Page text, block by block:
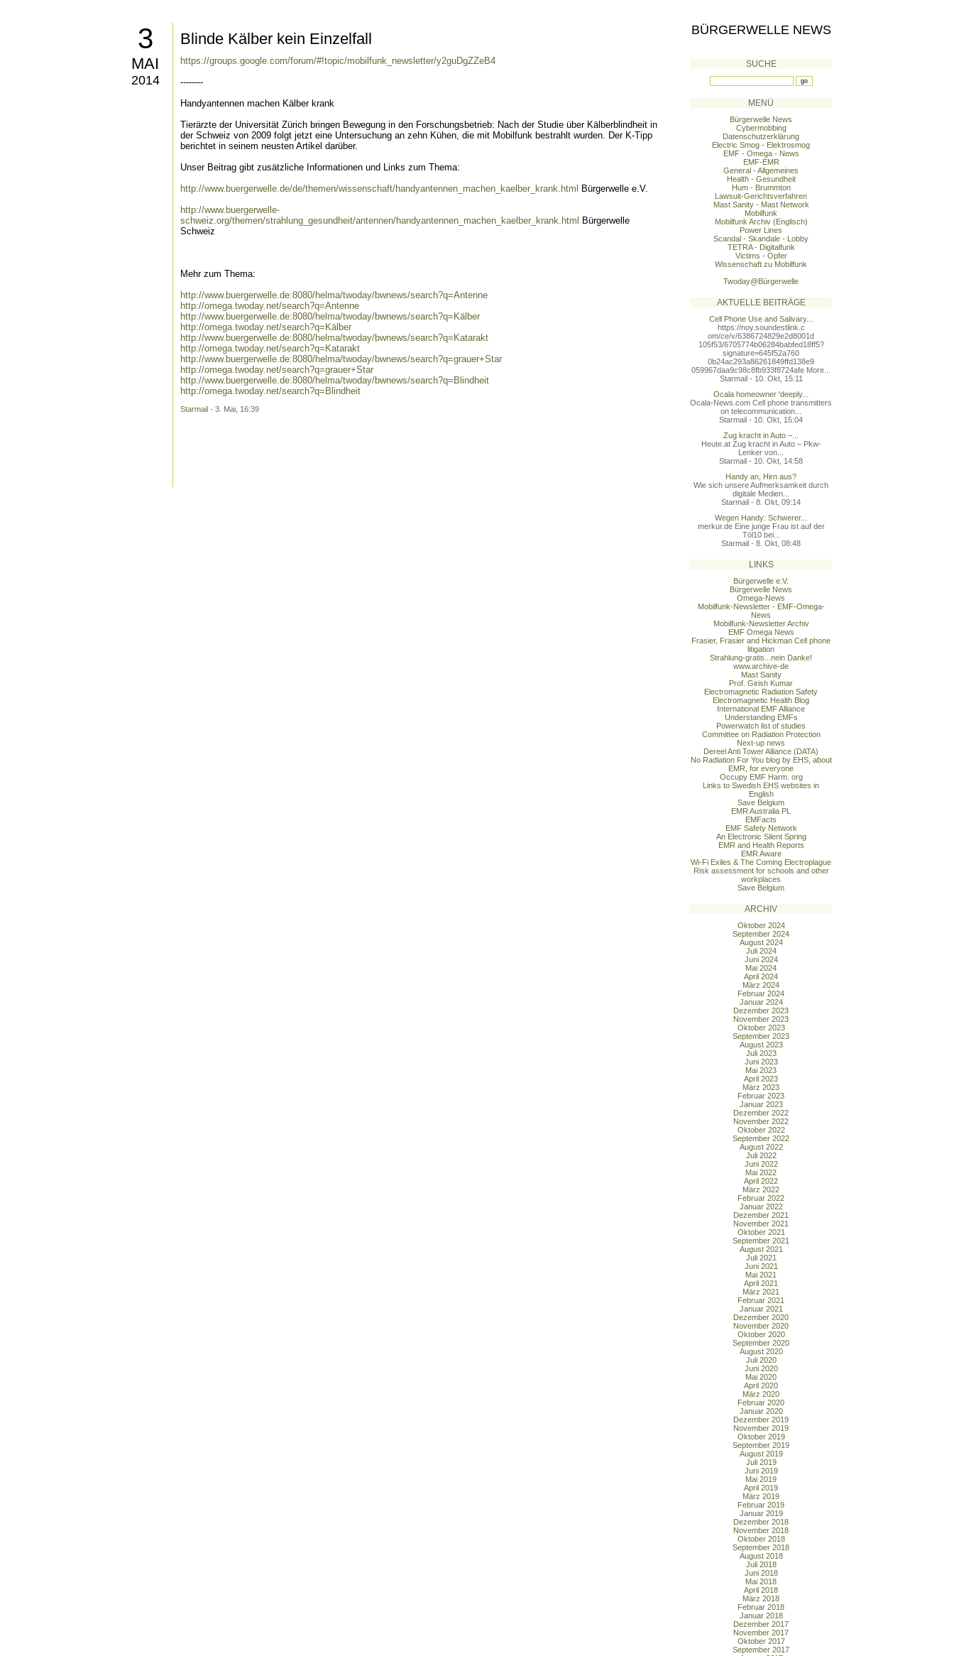
3
MAI
2014
Blinde Kälber kein Einzelfall
https://groups.google.com/forum/#!topic/mobilfunk_newsletter/y2guDgZZeB4
--------
Handyantennen machen Kälber krank
Tierärzte der Universität Zürich bringen Bewegung in den Forschungsbetrieb: Nach der Studie über Kälberblindheit in
der Schweiz von 2009 folgt jetzt eine Untersuchung an zehn Kühen, die mit Mobilfunk bestrahlt wurden. Der K-Tipp
berichtet in seinem neusten Artikel darüber.
Unser Beitrag gibt zusätzliche Informationen und Links zum Thema:
http://www.buergerwelle.de/de/themen/wissenschaft/handyantennen_machen_kaelber_krank.html
Bürgerwelle e.V.
http://www.buergerwelle-
schweiz.org/themen/strahlung_gesundheit/antennen/handyantennen_machen_kaelber_krank.html
Bürgerwelle
Schweiz
Mehr zum Thema:
http://www.buergerwelle.de:8080/helma/twoday/bwnews/search?q=Antenne
http://omega.twoday.net/search?q=Antenne
http://www.buergerwelle.de:8080/helma/twoday/bwnews/search?q=Kälber
http://omega.twoday.net/search?q=Kälber
http://www.buergerwelle.de:8080/helma/twoday/bwnews/search?q=Katarakt
http://omega.twoday.net/search?q=Katarakt
http://www.buergerwelle.de:8080/helma/twoday/bwnews/search?q=grauer+Star
http://omega.twoday.net/search?q=grauer+Star
http://www.buergerwelle.de:8080/helma/twoday/bwnews/search?q=Blindheit
http://omega.twoday.net/search?q=Blindheit
Starmail - 3. Mai, 16:39
BÜRGERWELLE NEWS
SUCHE
MENÜ
Bürgerwelle News
Cybermobbing
Datenschutzerklärung
Electric Smog - Elektrosmog
EMF - Omega - News
EMF-EMR
General - Allgemeines
Health - Gesundheit
Hum - Brummton
Lawsuit-Gerichtsverfahren
Mast Sanity - Mast Network
Mobilfunk
Mobilfunk Archiv (Englisch)
Power Lines
Scandal - Skandale - Lobby
TETRA - Digitalfunk
Victims - Opfer
Wissenschaft zu Mobilfunk
Twoday@Bürgerwelle
AKTUELLE BEITRÄGE
Cell Phone Use and Salivary...
https://noy.soundestlink.c
om/ce/v/6386724829e2d8001d
105f53/6705774b06284babfed18ff5?
signature=645f52a760
0b24ac293a86261849ffd138e9
059967daa9c98c8fb933f8724afe More...
Starmail - 10. Okt, 15:11
Ocala homeowner 'deeply...
Ocala-News.com Cell phone transmitters
on telecommunication...
Starmail - 10. Okt, 15:04
Zug kracht in Auto –...
Heute.at Zug kracht in Auto – Pkw-
Lenker von...
Starmail - 10. Okt, 14:58
Handy an, Hirn aus?
Wie sich unsere Aufmerksamkeit durch
digitale Medien...
Starmail - 8. Okt, 09:14
Wegen Handy: Schwerer...
merkur.de Eine junge Frau ist auf der
Töl10 bei...
Starmail - 8. Okt, 08:48
LINKS
Bürgerwelle e.V.
Bürgerwelle News
Omega-News
Mobilfunk-Newsletter - EMF-Omega-
News
Mobilfunk-Newsletter Archiv
EMF Omega News
Frasier, Frasier and Hickman Cell phone
litigation
Strahlung-gratis...nein Danke!
www.archive-de
Mast Sanity
Prof. Girish Kumar
Electromagnetic Radiation Safety
Electromagnetic Health Blog
International EMF Alliance
Understanding EMFs
Powerwatch list of studies
Committee on Radiation Protection
Next-up news
Dereel Anti Tower Alliance (DATA)
No Radiation For You blog by EHS, about
EMR, for everyone
Occupy EMF Harm. org
Links to Swedish EHS websites in
English
Save Belgium
EMR Australia PL
EMFacts
EMF Safety Network
An Electronic Silent Spring
EMR and Health Reports
EMR Aware
Wi-Fi Exiles & The Coming Electroplague
Risk assessment for schools and other
workplaces
Save Belgium
ARCHIV
Oktober 2024
September 2024
August 2024
Juli 2024
Juni 2024
Mai 2024
April 2024
März 2024
Februar 2024
Januar 2024
Dezember 2023
November 2023
Oktober 2023
September 2023
August 2023
Juli 2023
Juni 2023
Mai 2023
April 2023
März 2023
Februar 2023
Januar 2023
Dezember 2022
November 2022
Oktober 2022
September 2022
August 2022
Juli 2022
Juni 2022
Mai 2022
April 2022
März 2022
Februar 2022
Januar 2022
Dezember 2021
November 2021
Oktober 2021
September 2021
August 2021
Juli 2021
Juni 2021
Mai 2021
April 2021
März 2021
Februar 2021
Januar 2021
Dezember 2020
November 2020
Oktober 2020
September 2020
August 2020
Juli 2020
Juni 2020
Mai 2020
April 2020
März 2020
Februar 2020
Januar 2020
Dezember 2019
November 2019
Oktober 2019
September 2019
August 2019
Juli 2019
Juni 2019
Mai 2019
April 2019
März 2019
Februar 2019
Januar 2019
Dezember 2018
November 2018
Oktober 2018
September 2018
August 2018
Juli 2018
Juni 2018
Mai 2018
April 2018
März 2018
Februar 2018
Januar 2018
Dezember 2017
November 2017
Oktober 2017
September 2017